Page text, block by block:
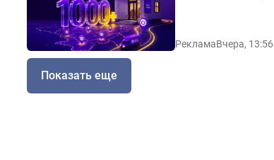
РекламаВчера, 13:56
Показать еще